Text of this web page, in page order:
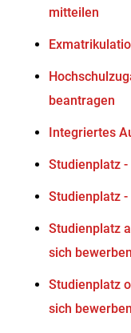
mitteilen
beantragen
Integriertes
Studienplatz
Studienplatz
Studienplatz
sich bewerben
Studienplatz
sich